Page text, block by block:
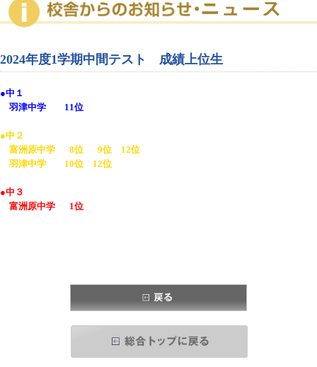
2024年度1学期中間テスト 成績上位生
●中１
羽津中学 11位
●中２
富洲原中学
8位 9位 12位
羽津中学 10位 12位
●中３
富洲原中学
1位